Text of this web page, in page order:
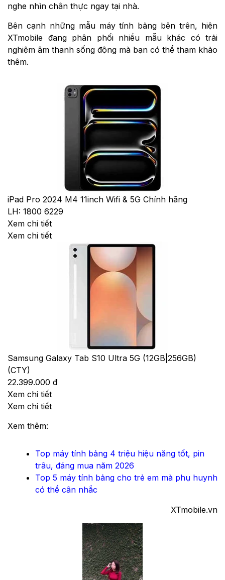
nghe nhìn chân thực ngay tại nhà.
Bên cạnh những mẫu máy tính bảng bên trên, hiện
XTmobile đang phân phối nhiều mẫu khác có trải
nghiệm âm thanh sống động mà bạn có thể tham khảo
thêm.
iPad Pro 2024 M4 11inch Wifi & 5G Chính hãng
LH: 1800 6229
Xem chi tiết
Xem chi tiết
Samsung Galaxy Tab S10 Ultra 5G (12GB|256GB)
(CTY)
22.399.000 đ
Xem chi tiết
Xem chi tiết
Xem thêm:
Top máy tính bảng 4 triệu hiệu năng tốt, pin
trâu, đáng mua năm 2026
Top 5 máy tính bảng cho trẻ em mà phụ huynh
có thể cân nhắc
XTmobile.vn